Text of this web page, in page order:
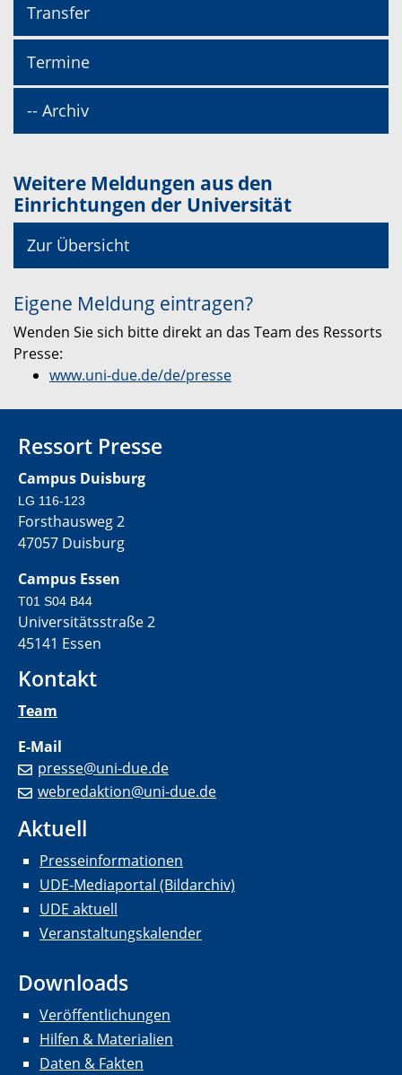
Transfer
Termine
-- Archiv
Weitere Meldungen aus den
Einrichtungen der Universität
Zur Übersicht
Eigene Meldung eintragen?
Wenden Sie sich bitte direkt an das Team des Ressorts
Presse:
www.uni-due.de/de/presse
Ressort Presse
Campus Duisburg
LG 116-123
Forsthausweg 2
47057 Duisburg
Campus Essen
T01 S04 B44
Universitätsstraße 2
45141 Essen
Kontakt
Team
E-Mail
presse@uni-due.de
webredaktion@uni-due.de
Aktuell
Presseinformationen
UDE-Mediaportal (Bildarchiv)
UDE aktuell
Veranstaltungskalender
Downloads
Veröffentlichungen
Hilfen & Materialien
Daten & Fakten